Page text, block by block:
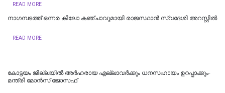
READ MORE
നാഗമ്പടത്ത് ഒന്നര കിലോ കഞ്ചാവുമായി രാജസ്ഥാന്‍ സ്വദേശി അറസ്റ്റില്‍
READ MORE
കോട്ടയം ജില്ലയില്‍ അര്‍ഹരായ എല്ലാവര്‍ക്കും ധനസഹായം ഉറപ്പാക്കും-
മന്ത്രി മോന്‍സ് ജോസഫ്